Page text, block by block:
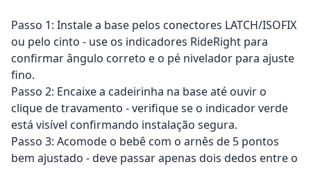
Passo 1: Instale a base pelos conectores LATCH/ISOFIX
ou pelo cinto - use os indicadores RideRight para
confirmar ângulo correto e o pé nivelador para ajuste
fino.
Passo 2: Encaixe a cadeirinha na base até ouvir o
clique de travamento - verifique se o indicador verde
está visível confirmando instalação segura.
Passo 3: Acomode o bebê com o arnês de 5 pontos
bem ajustado - deve passar apenas dois dedos entre o